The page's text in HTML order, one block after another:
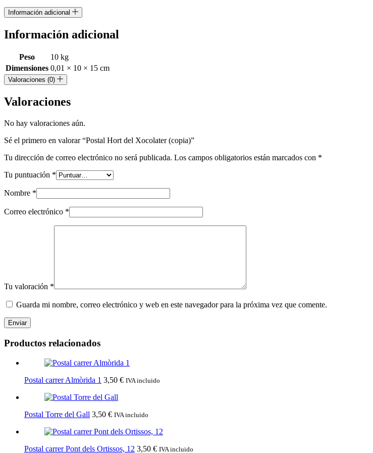
Información adicional
Información adicional
Peso
10 kg
Dimensiones 0,01 × 10 × 15 cm
Valoraciones (0)
Valoraciones
No hay valoraciones aún.
Sé el primero en valorar “Postal Hort del Xocolater (copia)”
Tu dirección de correo electrónico no será publicada. Los campos obligatorios están marcados con *
Tu puntuación *
Nombre *
Correo electrónico *
Tu valoración *
Guarda mi nombre, correo electrónico y web en este navegador para la próxima vez que comente.
Enviar
Productos relacionados
Postal carrer Almòrida 1 3,50 € IVA incluido
Postal Torre del Gall 3,50 € IVA incluido
Postal carrer Pont dels Ortissos, 12 3,50 € IVA incluido